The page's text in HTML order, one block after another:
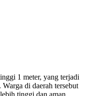
1 meter, yang terjadi
di daerah tersebut